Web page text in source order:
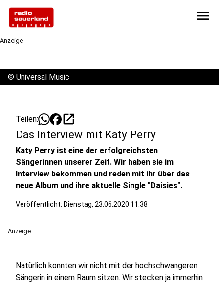
menu
Anzeige
© Universal Music
Teilen: open_in_new
Das Interview mit Katy Perry
Katy Perry ist eine der erfolgreichsten
Sängerinnen unserer Zeit. Wir haben sie im
Interview bekommen und reden mit ihr über das
neue Album und ihre aktuelle Single "Daisies".
Veröffentlicht: Dienstag, 23.06.2020 11:38
Anzeige
Natürlich konnten wir nicht mit der hochschwangeren
Sängerin in einem Raum sitzen. Wir stecken ja immerhin